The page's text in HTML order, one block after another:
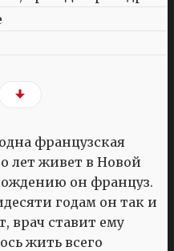
французская
лет живет в Новой
он француз.
годам он так и
врач ставит ему
жить всего